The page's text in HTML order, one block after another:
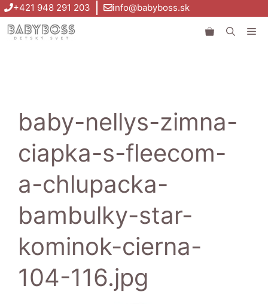
Preskočiť
na
obsah
+421 948 291 203 info@babyboss.sk
baby-nellys-zimna-
ciapka-s-fleecom-
a-chlupacka-
bambulky-star-
kominok-cierna-
104-116.jpg